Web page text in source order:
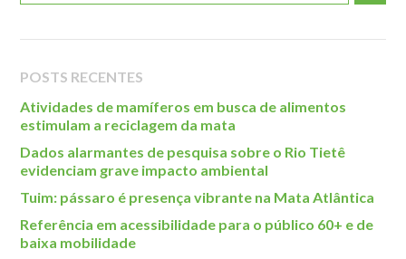
Notícias
Contato
Contato
Como chegar
Perguntas frequentes
Assessoria de Imprensa
POSTS RECENTES
Atividades de mamíferos em busca de alimentos
estimulam a reciclagem da mata
Dados alarmantes de pesquisa sobre o Rio Tietê
evidenciam grave impacto ambiental
Tuim: pássaro é presença vibrante na Mata Atlântica
Referência em acessibilidade para o público 60+ e de
baixa mobilidade